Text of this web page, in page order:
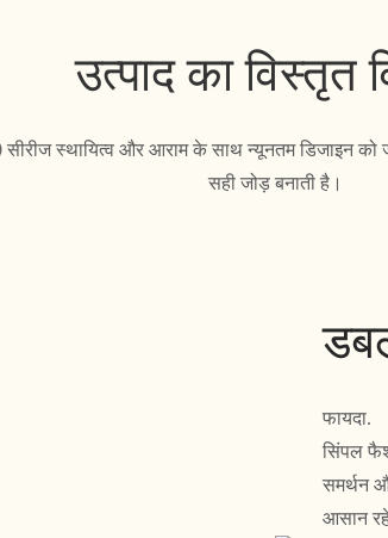
उत्पाद का विस्तृत
स्थायित्व और आराम के साथ न्यूनतम डिजाइन
सही जोड़ बनाती है।
फायदा.
सिंपल
समर्थन
आसान